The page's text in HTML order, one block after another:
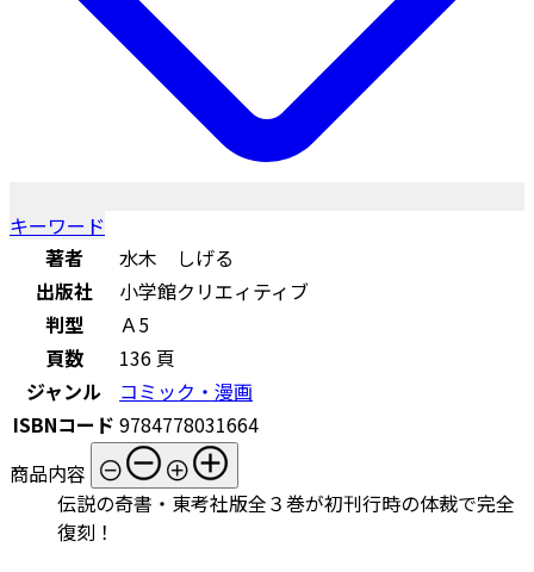
キーワード
著者
水木 しげる
出版社
小学館クリエィティブ
判型
Ａ5
頁数
136 頁
ジャンル
コミック・漫画
ISBNコード 9784778031664
商品内容
伝説の奇書・東考社版全３巻が初刊行時の体裁で完全
復刻！